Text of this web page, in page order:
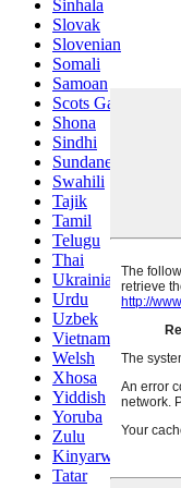
Sinhala
Slovak
Slovenian
Somali
Samoan
Scots Gaelic
Shona
Sindhi
Sundanese
Swahili
Tajik
Tamil
Telugu
Thai
Ukrainian
Urdu
Uzbek
Vietnamese
Welsh
Xhosa
Yiddish
Yoruba
Zulu
Kinyarwanda
Tatar